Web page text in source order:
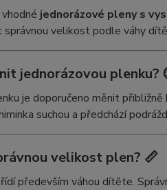
jednorázové pleny s
velikost podle váhy
jednorázovou
je doporučeno měnit
suchou a předchází
velikost plen? 📏
především váhou dítěte.